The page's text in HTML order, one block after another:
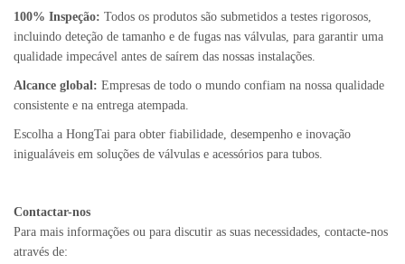
100% Inspeção: Todos os produtos são submetidos a testes rigorosos,
incluindo deteção de tamanho e de fugas nas válvulas, para garantir uma
qualidade impecável antes de saírem das nossas instalações.
Alcance global: Empresas de todo o mundo confiam na nossa qualidade
consistente e na entrega atempada.
Escolha a HongTai para obter fiabilidade, desempenho e inovação
inigualáveis em soluções de válvulas e acessórios para tubos.
Contactar-nos
Para mais informações ou para discutir as suas necessidades, contacte-nos
através de: